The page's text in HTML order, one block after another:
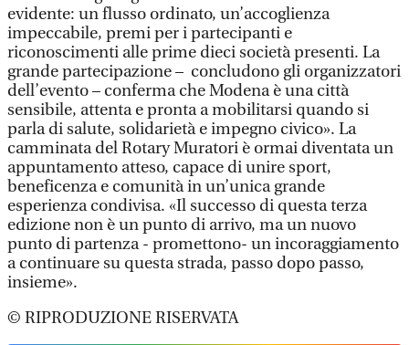
evidente: un flusso ordinato, un’accoglienza
impeccabile, premi per i partecipanti e
riconoscimenti alle prime dieci società presenti. La
grande partecipazione – concludono gli organizzatori
dell’evento – conferma che Modena è una città
sensibile, attenta e pronta a mobilitarsi quando si
parla di salute, solidarietà e impegno civico». La
camminata del Rotary Muratori è ormai diventata un
appuntamento atteso, capace di unire sport,
beneficenza e comunità in un’unica grande
esperienza condivisa. «Il successo di questa terza
edizione non è un punto di arrivo, ma un nuovo
punto di partenza - promettono- un incoraggiamento
a continuare su questa strada, passo dopo passo,
insieme».
© RIPRODUZIONE RISERVATA